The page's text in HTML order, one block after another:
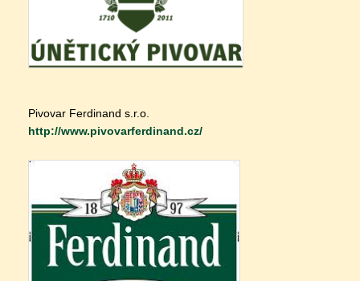
Pivovar Ferdinand s.r.o.
http://www.pivovarferdinand.cz/